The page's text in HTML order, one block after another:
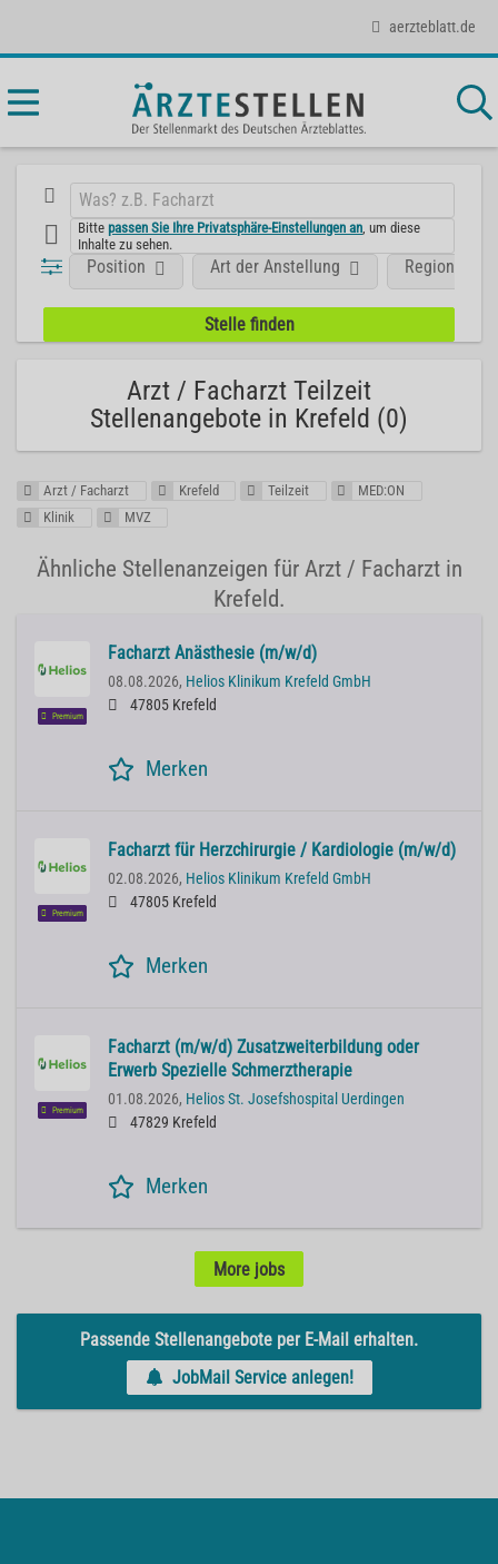
aerzteblatt.de
Bittepassen Sie Ihre Privatsphäre-Einstellungen an , um diese
Inhalte zu sehen.
Position Art der Anstellung Region
Arzt / Facharzt Teilzeit
Stellenangebote in Krefeld (0)
Arzt / Facharzt Krefeld Teilzeit
MED:ON
Klinik
MVZ
Ähnliche Stellenanzeigen für Arzt / Facharzt in
Krefeld.
Premium
Facharzt Anästhesie (m/w/d)
08.08.2026, Helios Klinikum Krefeld GmbH
47805 Krefeld
Merken
Premium
Facharzt für Herzchirurgie / Kardiologie (m/w/d)
02.08.2026, Helios Klinikum Krefeld GmbH
47805 Krefeld
Merken
Premium
Facharzt (m/w/d) Zusatzweiterbildung oder
Erwerb Spezielle Schmerztherapie
01.08.2026, Helios St. Josefshospital Uerdingen
47829 Krefeld
Merken
More jobs
Passende Stellenangebote per E-Mail erhalten.
JobMail Service anlegen!